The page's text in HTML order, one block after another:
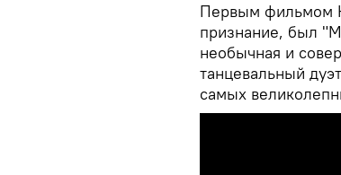
Первым фильмом
признание, был
необычная и
танцевальный
самых